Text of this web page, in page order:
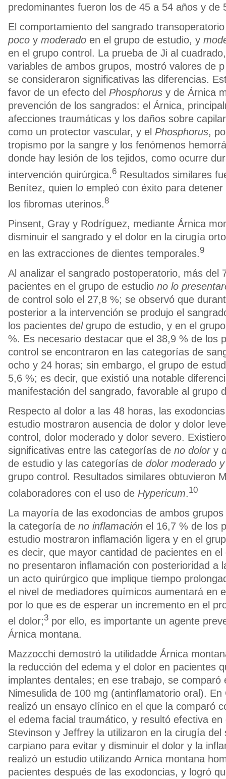
predominantes fueron los de 45 a 54 años y de
El comportamiento del sangrado
poco y moderado en el grupo de estudio, y
en el grupo control. La prueba de Ji al
variables de ambos grupos, mostró valores de
se consideraron significativas las diferencias.
favor de un efecto del Phosphorus y de Árnica
prevención de los sangrados: el Árnica,
afecciones traumáticas y los daños sobre
como un protector vascular, y el Phosphorus,
tropismo por la sangre y los fenómenos
donde hay lesión de los tejidos, como ocurre
intervención quirúrgica.6 Resultados similares
Benítez, quien l o empleó con éxito para
los fibromas uterinos.8
Pinsent, Gray y Rodríguez, mediante Árnica
disminuir el sangrado y el dolor en la cirugía
en las extracciones de dientes temporales.9
Al analizar el sangrado postoperatorio, más del
pacientes en el grupo de estudio no lo
de control solo el 27,8 %; se observó que
posterior a la intervención se produjo el
los pacientes delgrupo de estudio, y en el
%. Es necesario destacar que el 38,9 % de los
control se encontraron en las categorías de
ocho y 24 horas; sin embargo, el grupo de
5,6 %; es decir, que existió una notable
manifestación del sangrado, favorable al grupo
Respecto al dolor a las 48 horas, las
estudio mostraron ausencia de dolor y dolor
control, dolor moderado y dolor severo.
significativas entre las categorías de no dolory
de estudio y las categorías de dolor moderado
grupo control. Resultados similares obtuvieron
colaboradores con el uso de Hypericum.10
La mayoría de las exodoncias de ambos
la categoría de no inflamación el 16,7 % de los
estudio mostraron inflamación ligera y en el
es decir, que mayor cantidad de pacientes en
no presentaron inflamación con posterioridad a
un acto quirúrgico que implique tiempo
el nivel de mediadores químicos aumentará en
por lo que es de esperar un incremento en el
el dolor;3 por ello, es importante un agente
Árnica montana.
Mazzocchi demostró la utilidadde Árnica
la reducción del edema y el dolor en pacientes
implantes dentales; en ese trabajo, se comparó
Nimesulida de 100 mg (antinflamatorio oral). En
realizó un ensayo clínico en el que la comparó
el edema facial traumático, y resultó efectiva en
Stevinson y Jeffrey la utilizaron en la cirugía del
carpiano para evitar y disminuir el dolor y la
realizó un estudio utilizando Arnica montana
pacientes después de las exodoncias, y logró